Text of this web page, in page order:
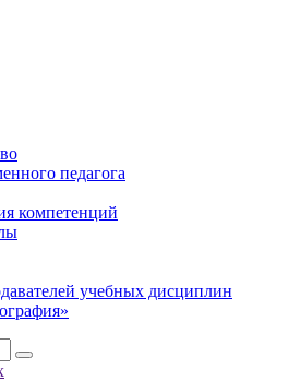
педагога
компетенций
учебных дисциплин